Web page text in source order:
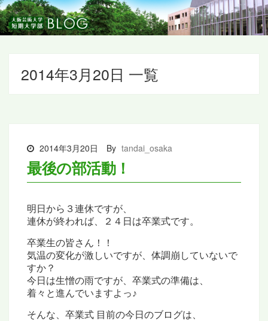
2014年3月20日 一覧
2014年3月20日 By tandai_osaka
最後の部活動！
明日から３連休ですが、
連休が終われば、２４日は卒業式です。
卒業生の皆さん！！
気温の変化が激しいですが、 体調崩していないで
すか？
今日は生憎の雨ですが、 卒業式の準備は、
着々と進んでいますよっ♪
そんな、卒業式 目前の今日のブログは、